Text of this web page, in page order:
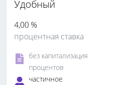
Удобный
4,00 %
процентная ставка
без капитализация
процентов
частичное